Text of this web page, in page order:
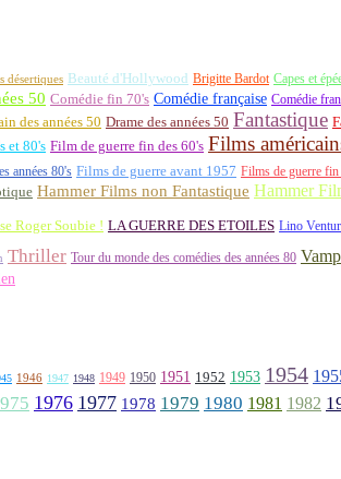
désertiques Beauté d'Hollywood Brigitte Bardot Capes et
50 Comédie fin 70's Comédie française Comédie
des années 50 Drame des années 50 Fantastique
et 80's Film de guerre fin des 60's Films
années 80's Films de guerre avant 1957 Films de guerre fin
Hammer Films non Fantastique Hammer
Roger Soubie ! LA GUERRE DES ETOILES Lino
Thriller Tour du monde des comédies des années 80
1946 1947 1948 1949 1950 1951 1952 1953 1954
1976 1977 1978 1979 1980 1981 1982